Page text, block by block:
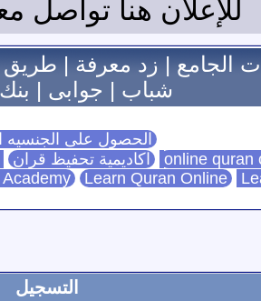
للإعلان هنا تواصل
الجامع|زد معرفة|طريق
شباب | جوابى |
الحصول على الجنسيه
اكاديمية تحفيظ قران
Learn Quran Online
التسجيل